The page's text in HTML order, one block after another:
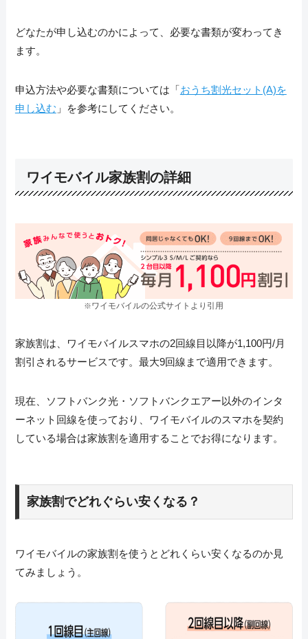
どなたが申し込むのかによって、必要な書類が変わってき
ます。
申込方法や必要な書類については「おうち割光セット(A)を
申し込む 」を参考にしてください。
ワイモバイル家族割の詳細
※ワイモバイルの公式サイトより引用
家族割は、ワイモバイルスマホの2回線目以降が1,100円/月
割引されるサービスです。最大9回線まで適用できます。
現在、ソフトバンク光・ソフトバンクエアー以外のインタ
ーネット回線を使っており、ワイモバイルのスマホを契約
している場合は家族割を適用することでお得になります。
家族割でどれぐらい安くなる？
ワイモバイルの家族割を使うとどれくらい安くなるのか見
てみましょう。